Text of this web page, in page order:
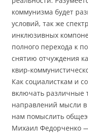
коммунизма будет
условий, так же
инклюзивных
полного перехода к
снятию отчуждения
квир-
Как социалисткам и
включать различные
направлений мысли в
нам помыслить
Михаил Федорченко